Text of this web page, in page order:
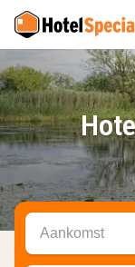
Aankomst